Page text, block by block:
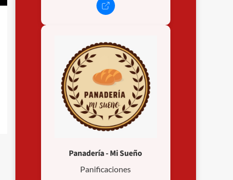
Panadería - Mi Sueño
Panificaciones